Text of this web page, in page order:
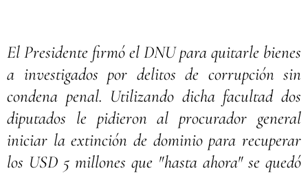
El Presidente firmó el DNU para quitarle bienes
a investigados por delitos de corrupción sin
condena penal. Utilizando dicha facultad dos
diputados le pidieron al procurador general
iniciar la extinción de dominio para recuperar
los USD 5 millones que "hasta ahora" se quedó